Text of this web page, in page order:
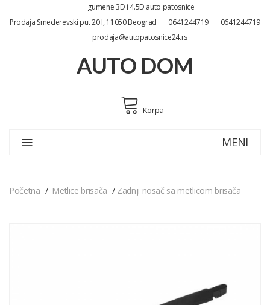
gumene 3D i 4.5D auto patosnice
Prodaja Smederevski put 20 I, 11050 Beograd
0641244719
0641244719
prodaja@autopatosnice24.rs
AUTO DOM
Korpa
MENI
Početna Metlice brisača Zadnji nosač sa metlicom brisača